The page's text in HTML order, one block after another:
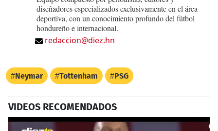
diseñadores especializados exclusivamente en el área
deportiva, con un conocimiento profundo del fútbol
hondureño e internacional.
redaccion@diez.hn
Neymar Tottenham PSG
VIDEOS RECOMENDADOS